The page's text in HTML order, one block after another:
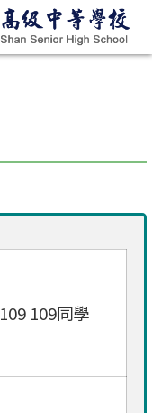
109 109同學